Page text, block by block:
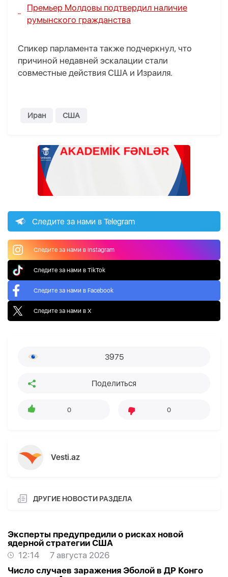
Премьер Молдовы подтвердил наличие
румынского гражданства
Спикер парламента также подчеркнул, что
причиной недавней эскалации стали
совместные действия США и Израиля.
Иран США
Следите за нами в Telegram
Следите за нами в Instagram
Следите за нами в TikTok
Следите за нами в Facebook
Следите за нами в X
3975
Поделиться
0 0
Vesti.az
ДРУГИЕ НОВОСТИ РАЗДЕЛА
Эксперты предупредили о рисках новой
ядерной стратегии США
12:14
7 августа 2026
Число случаев заражения Эболой в ДР Конго